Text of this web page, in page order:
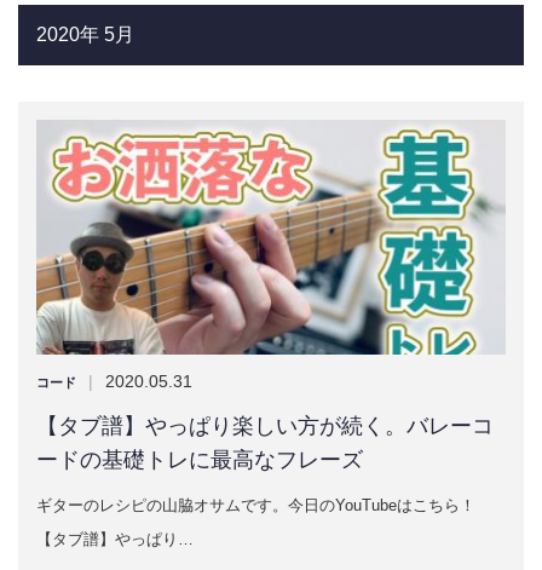
2020年 5月
コード | 2020.05.31
【タブ譜】やっぱり楽しい方が続く。バレーコ
ードの基礎トレに最高なフレーズ
ギターのレシピの山脇オサムです。今日のYouTubeはこちら！
【タブ譜】やっぱり…